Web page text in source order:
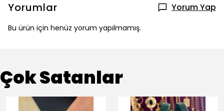
Yorumlar Yorum Yap
Bu ürün için henüz yorum yapılmamış.
Çok Satanlar